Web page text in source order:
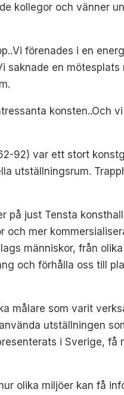
kollegor och vänner
förenades i en
en
konsten..Och
92) var ett stort
utställningsrum.
just Tensta
mer
människor, från
och förhålla oss till
målare som varit
utställningen
i Sverige, få
olika miljöer kan få